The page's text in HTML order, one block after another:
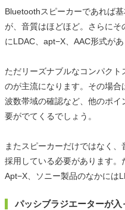
Bluetoothスピーカーであれば
が、音質はほどほど。さらに
にLDAC、apt−X、AAC形式があ
ただリーズナブルなコンパク
のが主流になります。その場
波数帯域の確認など、他のポ
要がでてくるでしょう。
またスピーカーだけではなく
採用している必要があります
Apt−X、ソニー製品のなかには
パッシブラジエーターが